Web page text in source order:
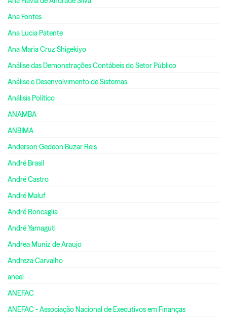
Ana Fontes
Ana Lucia Patente
Ana Maria Cruz Shigekiyo
Análise das Demonstrações Contábeis do Setor Público
Análise e Desenvolvimento de Sistemas
Análisis Político
ANAMBA
ANBIMA
Anderson Gedeon Buzar Reis
André Brasil
André Castro
André Maluf
André Roncaglia
André Yamaguti
Andrea Muniz de Araujo
Andreza Carvalho
aneel
ANEFAC
ANEFAC - Associação Nacional de Executivos em Finanças